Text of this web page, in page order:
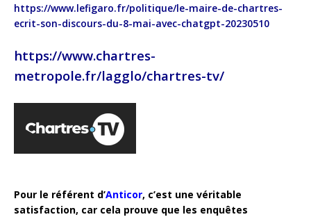
https://www.lefigaro.fr/politique/le-maire-de-chartres-
ecrit-son-discours-du-8-mai-avec-chatgpt-20230510
https://www.chartres-
metropole.fr/lagglo/chartres-tv/
Pour le référent d’Anticor, c’est une véritable
satisfaction, car cela prouve que les enquêtes